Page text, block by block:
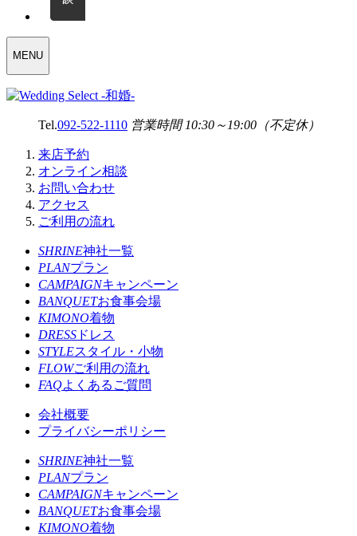
SELECT
MENU
Tel.092-522-1110 営業時間 10:30～19:00（不定休）
来店予約
オンライン相談
お問い合わせ
アクセス
ご利用の流れ
SHRINE神社一覧
PLANプラン
CAMPAIGNキャンペーン
BANQUETお食事会場
KIMONO着物
DRESS ドレス
STYLEスタイル・小物
FLOWご利用の流れ
FAQよくあるご質問
会社概要
プライバシーポリシー
SHRINE神社一覧
PLANプラン
CAMPAIGNキャンペーン
BANQUETお食事会場
KIMONO着物